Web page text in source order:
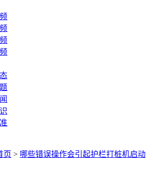
页 > 哪些错误操作会引起护栏打桩机启动